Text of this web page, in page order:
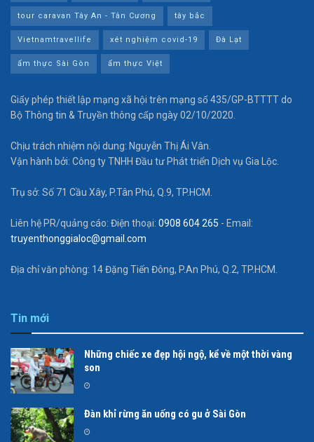
tour caravan Tây An - Tân Cương tây bắc
Vietnamtravellife xét nghiệm covid-19 Đà Lạt
ẩm thực Sài Gòn ẩm thực Việt
Giấy phép thiết lập mạng xã hội trên mạng số 435/GP-BTTTT do
Bộ Thông tin & Truyền thông cấp ngày 02/10/2020.
Chịu trách nhiệm nội dung: Nguyễn Thị Ái Vân.
Vận hành bởi: Công ty TNHH Đầu tư Phát triển Dịch vụ Gia Lộc.
Trụ sở: Số 71 Cầu Xây, P.Tân Phú, Q.9, TP.HCM.
Liên hệ PR/quảng cáo: Điện thoại: 0908 604 265 - Email:
truyenthonggialoc@gmail.com
Địa chỉ văn phòng: 14 Đặng Tiến Đông, P.An Phú, Q.2, TP.HCM.
Tin mới
Những chiếc xe đẹp hội ngộ, kể về một thời vàng
son
Đàn khỉ rừng ăn uống có gu ở Sài Gòn